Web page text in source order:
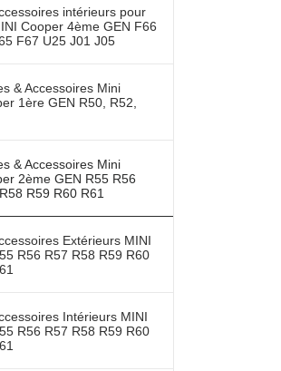
intérieurs pour
Cooper 4ème GEN F66
F67 U25 J01 J05
& Accessoires Mini
1ère GEN R50, R52,
& Accessoires Mini
2ème GEN R55 R56
R59 R60 R61
Extérieurs MINI
R56 R57 R58 R59 R60
Intérieurs MINI
R56 R57 R58 R59 R60